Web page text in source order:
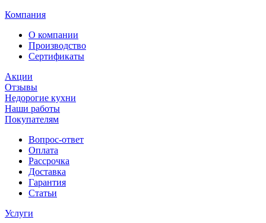
Компания
О компании
Производство
Сертификаты
Акции
Отзывы
Недорогие кухни
Наши работы
Покупателям
Вопрос-ответ
Оплата
Рассрочка
Доставка
Гарантия
Статьи
Услуги